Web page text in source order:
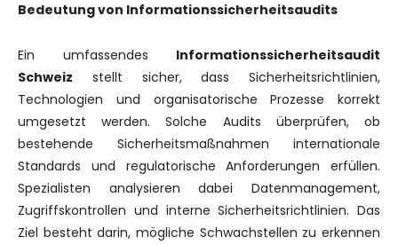
Bedeutung von Informationssicherheitsaudits
Ein umfassendes Informationssicherheitsaudit
Schweiz stellt sicher, dass Sicherheitsrichtlinien,
Technologien und organisatorische Prozesse korrekt
umgesetzt werden. Solche Audits überprüfen, ob
bestehende Sicherheitsmaßnahmen internationale
Standards und regulatorische Anforderungen erfüllen.
Spezialisten analysieren dabei Datenmanagement,
Zugriffskontrollen und interne Sicherheitsrichtlinien. Das
Ziel besteht darin, mögliche Schwachstellen zu erkennen